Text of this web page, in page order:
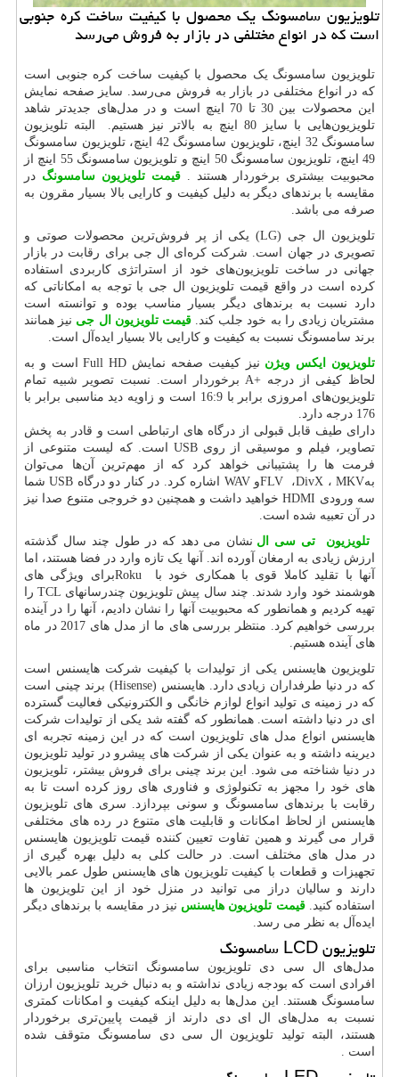
تلویزیون سامسونگ یك محصول با كیفیت ساخت كره جنوبی
است كه در انواع مختلفی در بازار به فروش می‌رسد
تلویزیون سامسونگ یک محصول با کیفیت ساخت کره جنوبی است
که در انواع مختلفی در بازار به فروش می‌رسد. سایز صفحه نمایش
این محصولات بین 30 تا 70 اینچ است و در مدل‌های جدیدتر شاهد
تلویزیون‌هایی با سایز 80 اینچ به بالاتر نیز هستیم. البته تلویزیون
سامسونگ 32 اینچ، تلویزیون سامسونگ 42 اینچ، تلویزیون سامسونگ
49 اینچ، تلویزیون سامسونگ 50 اینچ و تلویزیون سامسونگ 55 اینچ از
محبوبیت بیشتری برخوردار هستند
قیمت تلویزیون سامسونگ در
مقایسه با برندهای دیگر به دلیل کیفیت و کارایی بالا بسیار مقرون به
صرفه می باشد.
تلویزیون ال جی (LG) یکی از پر فروش‌ترین محصولات صوتی و
تصویری در جهان است. شرکت کره‌ای ال جی برای رقابت در بازار
جهانی در ساخت تلویزیون‌های خود از استراتژی کاربردی استفاده
کرده است در واقع قیمت تلویزیون ال جی با توجه به امکاناتی که
دارد نسبت به برندهای دیگر بسیار مناسب بوده و توانسته است
مشتریان زیادی را به خود جلب کند.قیمتتلویزیون ال جی نیز همانند
برند سامسونگ نسبت به کیفیت و کارایی بالا بسیار ایده‌آل است.
تلویزیون ایکس ویژن نیز کیفیت صفحه نمایش Full HD است و به
لحاظ کیفی از درجه A+ برخوردار است. نسبت تصویر شبیه تمام
تلویزیون‌های امروزی برابر با 16:9 است و زاویه دید مناسبی برابر با
176 درجه دارد.
دارای طیف قابل قبولی از درگاه های ارتباطی است و قادر به پخش
تصاویر، فیلم و موسیقی از روی USB است. که لیست متنوعی از
فرمت ها را پشتیبانی خواهد کرد که از مهم‌ترین آن‌ها می‌توان
بهMKV ، DivX، FLVو WAV اشاره کرد. در کنار دو درگاه USB شما
سه ورودی HDMI خواهید داشت و همچنین دو خروجی متنوع صدا نیز
در آن تعبیه شده است.
تلویزیون تی سی ال نشان می دهد که در طول چند سال گذشته
ارزش زیادی به ارمغان آورده اند. آنها یک تازه وارد در فضا هستند، اما
آنها با تقلید کاملا قوی با همکاری خود با
Rokuبرای ویژگی های
هوشمند خود وارد شدند. چند سال پیش تلویزیون چندرسانهای TCL را
تهیه کردیم و همانطور که محبوبیت آنها را نشان دادیم، آنها را در آینده
بررسی خواهیم کرد. منتظر بررسی های ما از مدل های 2017 در ماه
های آینده هستیم.
تلویزیون هایسنس یکی از تولیدات با کیفیت شرکت هایسنس است
که در دنیا طرفداران زیادی دارد. هایسنس (Hisense) برند چینی است
که در زمینه ی تولید انواع لوازم خانگی و الکترونیکی فعالیت گسترده
ای در دنیا داشته است. همانطور که گفته شد یکی از تولیدات شرکت
هایسنس انواع مدل های تلویزیون است که در این زمینه تجربه ای
دیرینه داشته و به عنوان یکی از شرکت های پیشرو در تولید تلویزیون
در دنیا شناخته می شود. این برند چینی برای فروش بیشتر، تلویزیون
های خود را مجهز به تکنولوژی و فناوری های روز کرده است تا به
رقابت با برندهای سامسونگ و سونی بپردازد. سری های تلویزیون
هایسنس از لحاظ امکانات و قابلیت های متنوع در رده های مختلفی
قرار می گیرند و همین تفاوت تعیین کننده قیمت تلویزیون هایسنس
در مدل های مختلف است. در حالت کلی به دلیل بهره گیری از
تجهیزات و قطعات با کیفیت تلویزیون های هایسنس طول عمر بالایی
دارند و سالیان دراز می توانید در منزل خود از این تلویزیون ها
استفاده کنید.قیمت تلویزیون هایسنس نیز در مقایسه با برندهای دیگر
ایده‌آل به نظر می رسد.
تلویزیونLCD سامسونگ
مدل‌های ال سی دی تلویزیون سامسونگ انتخاب مناسبی برای
افرادی است که بودجه زیادی نداشته و به دنبال خرید تلویزیون ارزان
سامسونگ هستند. این مدل‌ها به دلیل اینکه کیفیت و امکانات کمتری
نسبت به مدل‌های ال ای دی دارند از قیمت پایین‌تری برخوردار
هستند، البته تولید تلویزیون ال سی دی سامسونگ متوقف شده
است